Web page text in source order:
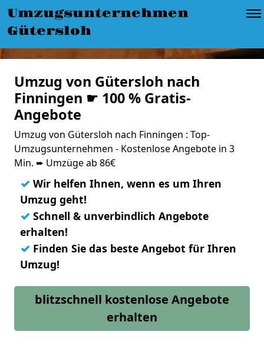
Umzugsunternehmen
Gütersloh
Umzug von Gütersloh nach
Finningen ☛ 100 % Gratis-
Angebote
Umzug von Gütersloh nach Finningen : Top-
Umzugsunternehmen - Kostenlose Angebote in 3
Min. ➨ Umzüge ab 86€
✓ Wir helfen Ihnen, wenn es um Ihren
Umzug geht!
✓ Schnell & unverbindlich Angebote
erhalten!
✓ Finden Sie das beste Angebot für Ihren
Umzug!
blitzschnell kostenlose Angebote
erhalten